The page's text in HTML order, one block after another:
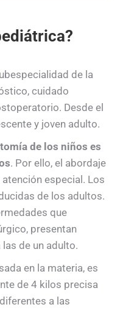
de la
cuidado
Desde el
y joven adulto.
de los niños es
. Por ello, el abordaje
especial. Los
de los adultos.
que
presentan
de un adulto.
en la materia, es
de 4 kilos precisa
a las